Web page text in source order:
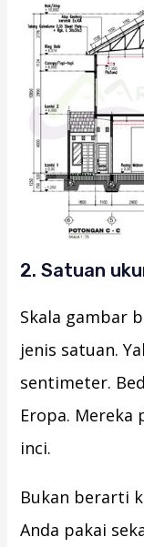
2. Satuan
Skala gambar
jenis satuan.
sentimeter.
Eropa. Mereka
inci.
Bukan berarti
Anda pakai